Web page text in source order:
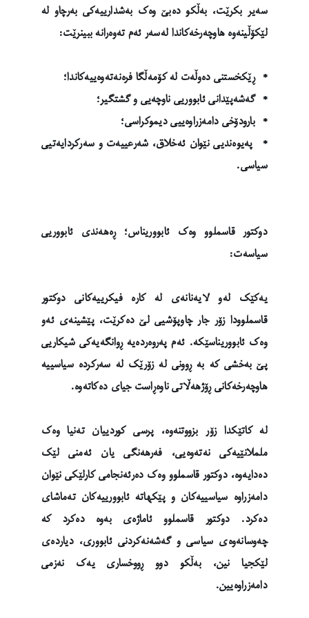
سەیر بکرێت، بەڵکو دەبێ وەک بەشدارییەکی بەرچاو لە
لێکۆڵینەوە هاوچەرخەکاندا لەسەر ئەم تەوەرانە ببینرێت:
* ڕێکخستنی دەوڵەت لە کۆمەڵگا فرەنەتەوەییەکاندا؛
* گەشەپێدانی ئابووریی ناوچەیی و گشتگیر؛
* بارودۆخی دامەزراوەییی دیموکراسی؛
* پەیوەندیی نێوان ئەخلاق، شەرعییەت و سەرکردایەتیی
سیاسی.
دوکتور قاسملوو وەک ئابووریناس؛ ڕەهەندی ئابووریی
سیاسەت:
یەکێک لەو لایەنانەی لە کارە فیکرییەکانی دوکتور
قاسملوودا زۆر جار چاوپۆشیی لێ دەکرێت، پێشینەی ئەو
وەک ئابووریناسێکە. ئەم پەروەردەیە ڕوانگەیەکی شیکاریی
پێ بەخشی کە بە ڕوونی لە زۆرێک لە سەرکردە سیاسییە
هاوچەرخەکانی ڕۆژهەڵاتی ناوەڕاست جیای دەکاتەوە.
لە کاتێکدا زۆر بزووتنەوە، پرسی کوردییان تەنیا وەک
ململانێیەکی نەتەوەیی، فەرهەنگی یان ئەمنی لێک
دەدایەوە، دوکتور قاسملوو وەک دەرئەنجامی کارلێکی نێوان
دامەزراوە سیاسییەکان و پێکهاتە ئابوورییەکان تەماشای
دەکرد. دوکتور قاسملوو ئاماژەی بەوە دەکرد کە
چەوسانەوەی سیاسی و گەشەنەکردنی ئابووری، دیاردەی
لێکجیا نین، بەڵکو دوو ڕووخساری یەک نەزمی
دامەزراوەیین.